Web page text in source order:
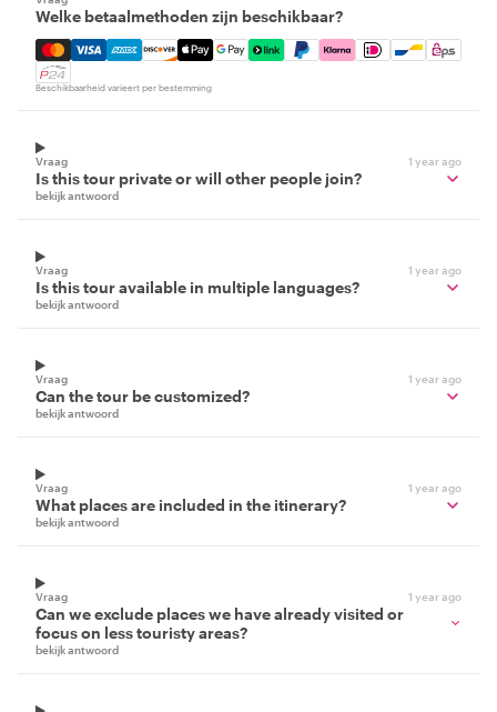
Welke betaalmethoden zijn beschikbaar?
Mastercard, Visa, Amex, Discover, Apple Pay, Google
Beschikbaarheid varieert per bestemming
Vraag 1 year ago
Is this tour private or will other people join?
bekijk antwoord
Vraag 1 year ago
Is this tour available in multiple languages?
bekijk antwoord
Vraag 1 year ago
Can the tour be customized?
bekijk antwoord
Vraag 1 year ago
What places are included in the itinerary?
bekijk antwoord
Vraag 1 year ago
Can we exclude places we have already visited or
focus on less touristy areas?
bekijk antwoord